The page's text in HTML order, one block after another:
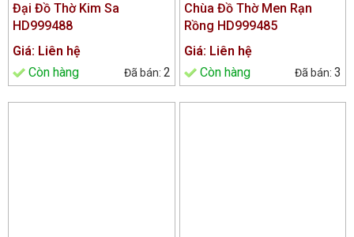
Đại Đồ Thờ Kim Sa
HD999488
Giá: Liên hệ
Còn hàng
2
Chùa Đồ Thờ Men Rạn
Rồng HD999485
Giá: Liên hệ
Còn hàng
3